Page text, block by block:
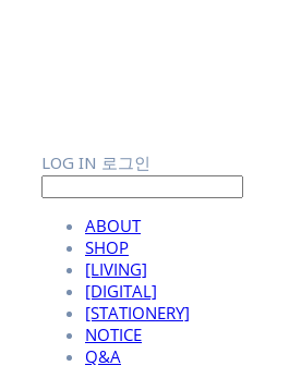
LOG IN 로그인
ABOUT
SHOP
[LIVING]
[DIGITAL]
[STATIONERY]
NOTICE
Q&A